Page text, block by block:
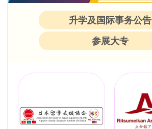
升学及国际事务公告
参展大专